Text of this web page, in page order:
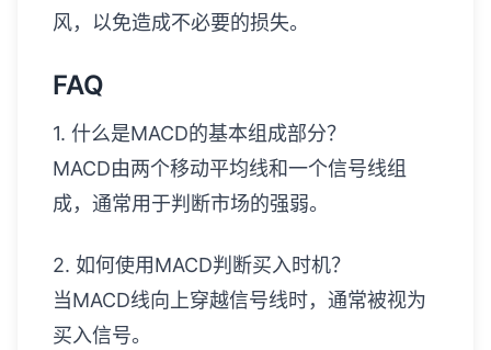
风，以免造成不必要的损失。
FAQ
1. 什么是MACD的基本组成部分？
MACD由两个移动平均线和一个信号线组
成，通常用于判断市场的强弱。
2. 如何使用MACD判断买入时机？
当MACD线向上穿越信号线时，通常被视为
买入信号。